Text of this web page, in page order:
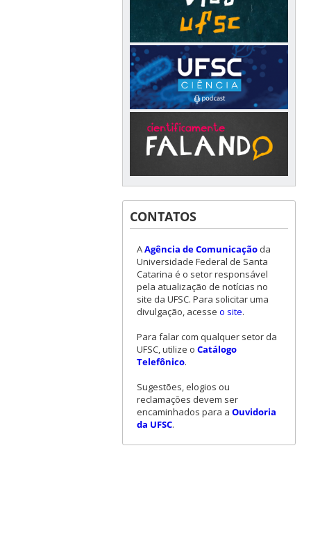
CONTATOS
AAgência de Comunicaçãoda
Universidade Federal de Santa
Catarina é o setor responsável
pela atualização de notícias no
site da UFSC. Para solicitar uma
divulgação, acesse o site.
Para falar com qualquer setor da
UFSC, utilize o Catálogo
Telefônico.
Sugestões, elogios ou
reclamações devem ser
encaminhados para a Ouvidoria
da UFSC.